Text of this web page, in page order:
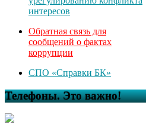
интересов
Обратная связь для
сообщений о фактах
коррупции
СПО «Справки БК»
Телефоны. Это важно!